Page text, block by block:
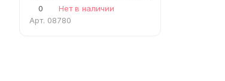
артроз, от боли в
суставах кальций для
0
Нет в наличии
Арт. 08780